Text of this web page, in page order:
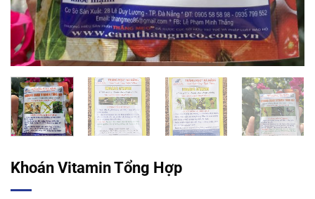
Khoán Vitamin Tổng Hợp